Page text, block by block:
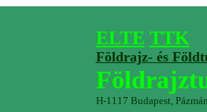
ELTE TTK
Földrajz- és
H-1117 Budapest,